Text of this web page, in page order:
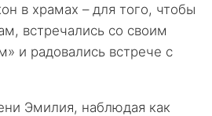
в храмах – для того, чтобы
встречались со своим
и радовались встрече с
Эмилия, наблюдая как